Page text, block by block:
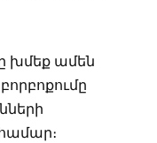
խմեք ամեն